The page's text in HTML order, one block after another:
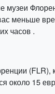
музеи
меньше
часов .
(FLR),
около 15